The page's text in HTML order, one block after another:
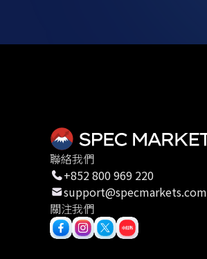
聯絡我們
+852 800 969 220
support@specmarkets.com
關注我們